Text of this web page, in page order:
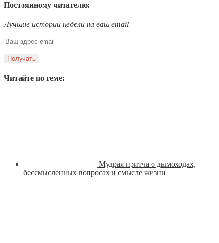
Постоянному читателю:
Лучшие истории недели на ваш email
Читайте по теме:
Мудрая притча о дымоходах,
бессмысленных вопросах и смысле жизни